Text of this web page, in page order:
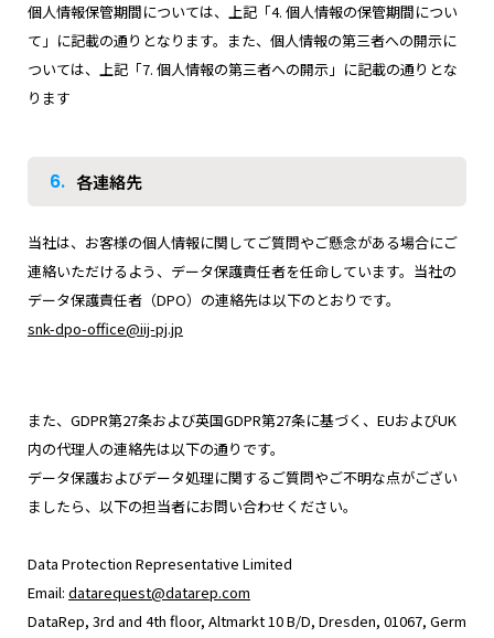
個人情報保管期間については、上記「4. 個人情報の保管期間につい
て」に記載の通りとなります。また、個人情報の第三者への開示に
ついては、上記「7. 個人情報の第三者への開示」に記載の通りとな
ります
6. 各連絡先
当社は、お客様の個人情報に関してご質問やご懸念がある場合にご
連絡いただけるよう、データ保護責任者を任命しています。当社の
データ保護責任者（DPO）の連絡先は以下のとおりです。
snk-dpo-office@iij-pj.jp
また、GDPR第27条および英国GDPR第27条に基づく、EUおよびUK
内の代理人の連絡先は以下の通りです。
データ保護およびデータ処理に関するご質問やご不明な点がござい
ましたら、以下の担当者にお問い合わせください。
Data Protection Representative Limited
Email: datarequest@datarep.com
DataRep, 3rd and 4th floor, Altmarkt 10 B/D, Dresden, 01067, Germ